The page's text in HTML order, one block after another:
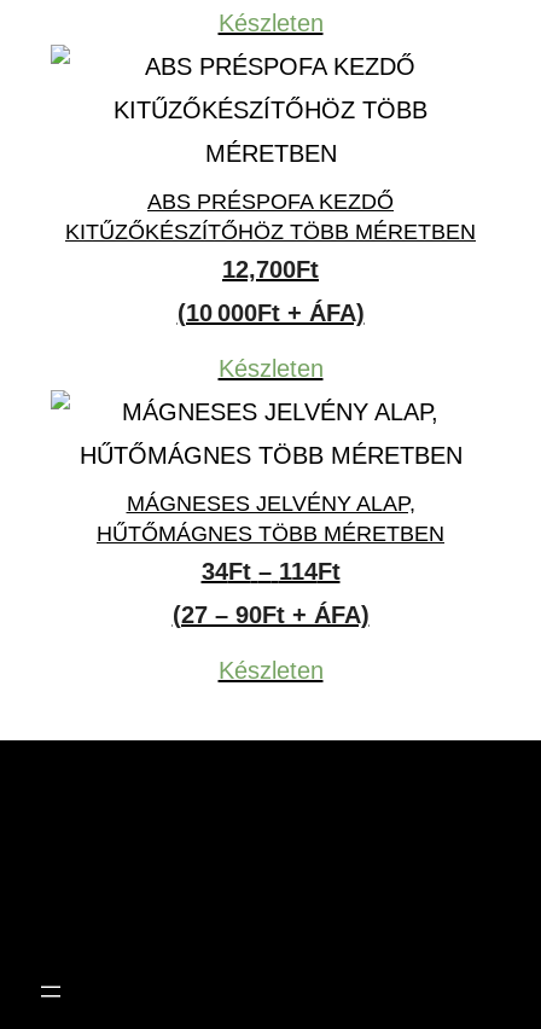
38,560Ft
Készleten
ABS PRÉSPOFA KEZDŐ
KITŰZŐKÉSZÍTŐHÖZ TÖBB MÉRETBEN
12,700Ft
(10 000Ft + ÁFA)
Készleten
MÁGNESES JELVÉNY ALAP,
HŰTŐMÁGNES TÖBB MÉRETBEN
34Ft – 114FtÁrtartomány:
34Ft
(27 – 90Ft + ÁFA)
Készleten